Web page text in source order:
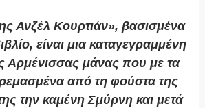
Ανζέλ Κουρτιάν», βασισμένα
είναι μια καταγεγραμμένη
Αρμένισσας μάνας που με τα
από τη φούστα της
την καμένη Σμύρνη και μετά